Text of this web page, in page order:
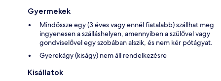
Gyermekek
Mindössze egy (3 éves vagy ennél fiatalabb) szállhat meg
ingyenesen a szálláshelyen, amennyiben a szülővel vagy
gondviselővel egy szobában alszik, és nem kér pótágyat.
Gyerekágy (kiságy) nem áll rendelkezésre
Kisállatok